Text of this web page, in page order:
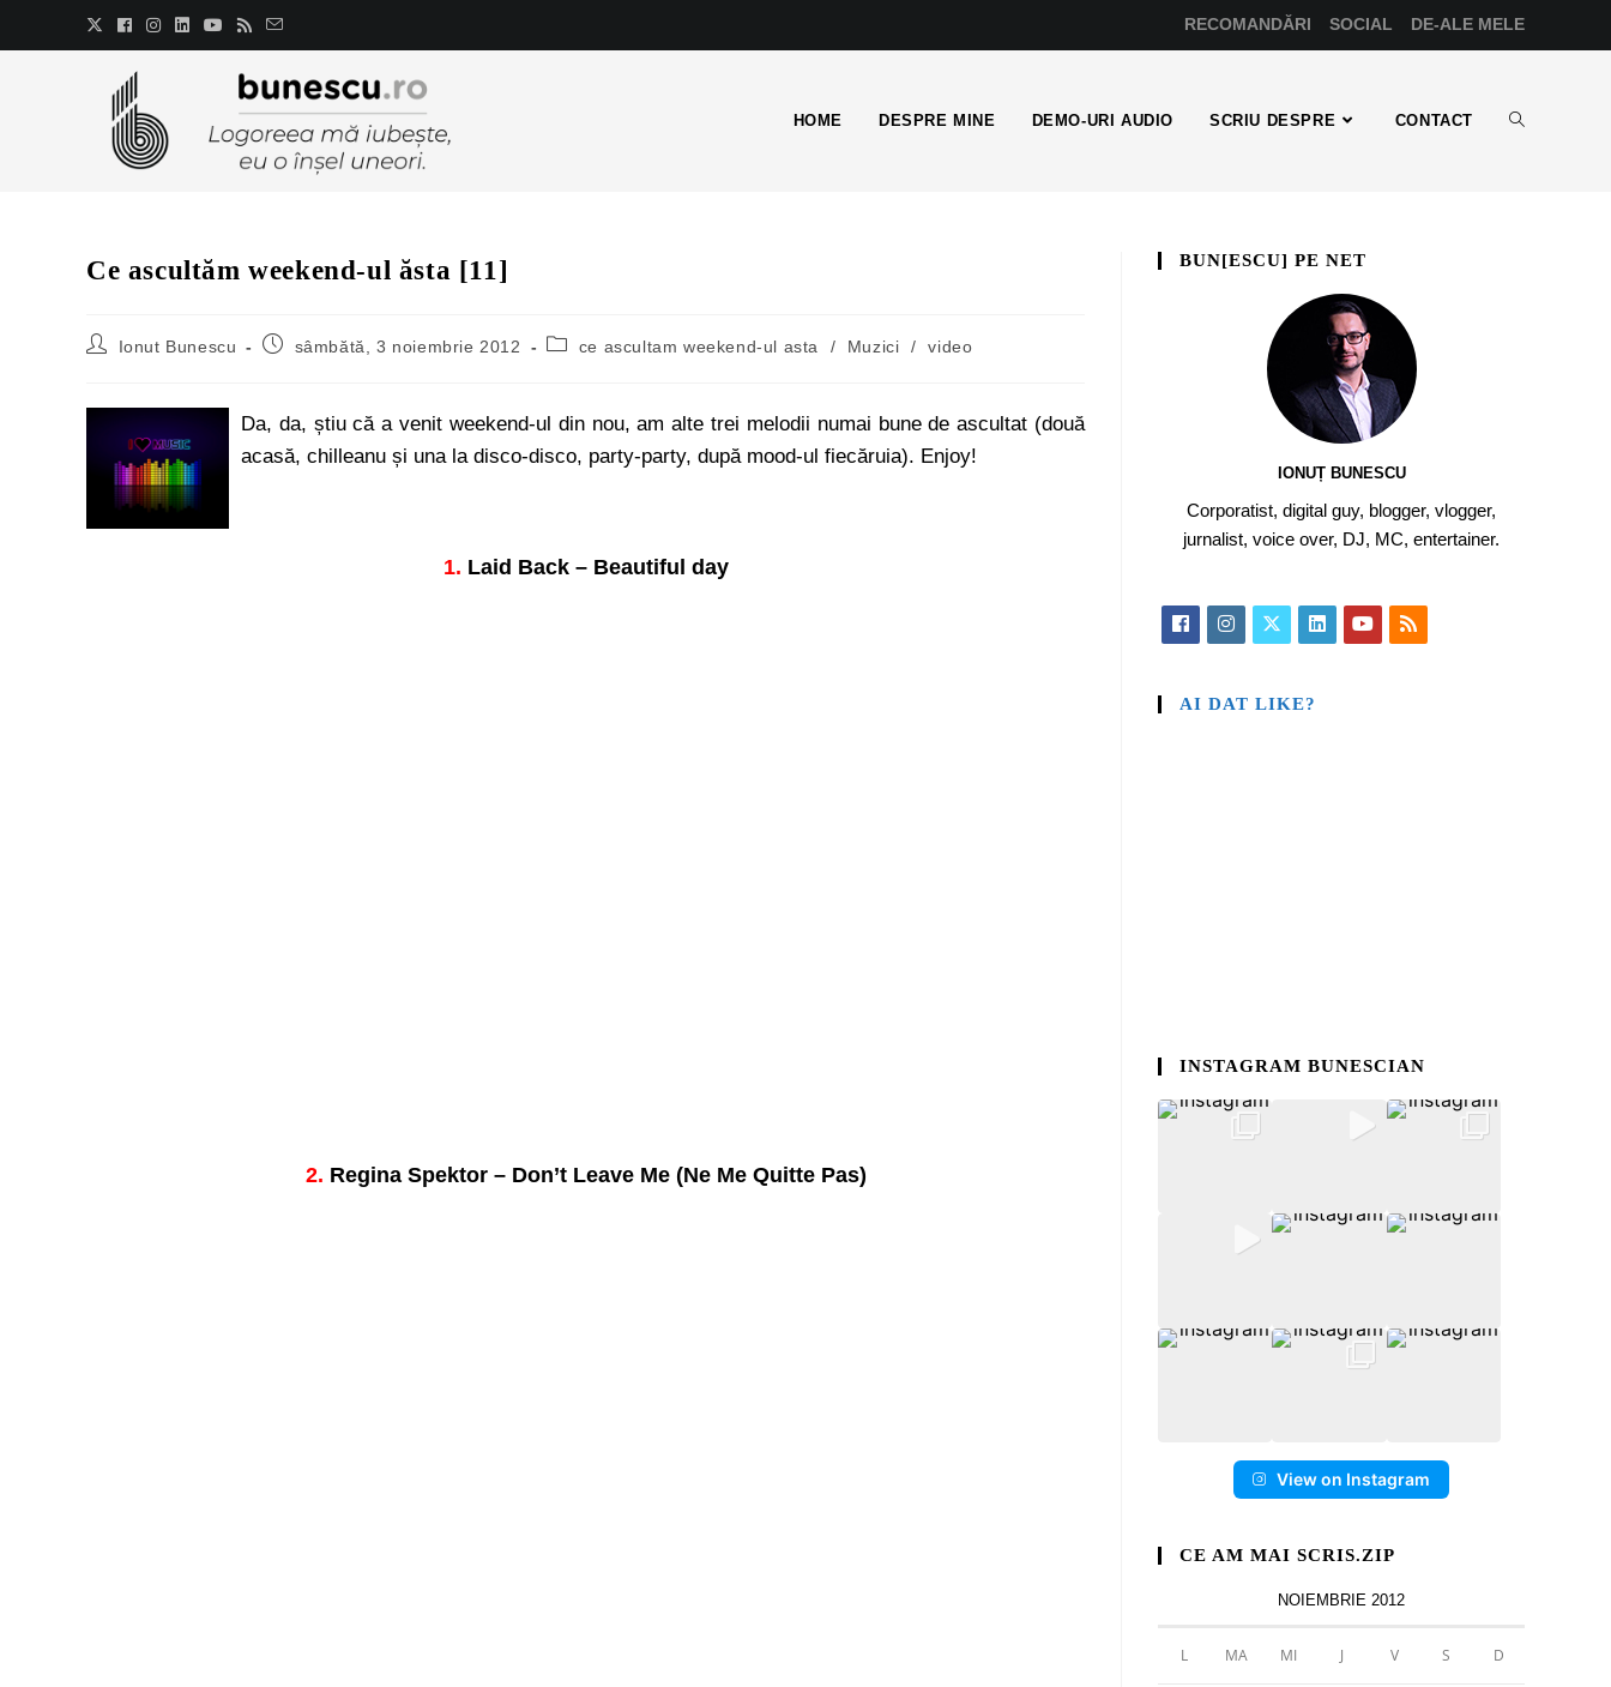
RECOMANDĂRI SOCIAL DE-ALE MELE
HOME DESPRE MINE DEMO-URI AUDIO SCRIU DESPRE CONTACT
Ce ascultăm weekend-ul ăsta [11]
Ionut Bunescu sâmbătă, 3 noiembrie 2012 ce ascultam weekend-ul asta / Muzici / video
Da, da, știu că a venit weekend-ul din nou, am alte trei melodii numai bune de ascultat (două
acasă, chilleanu și una la disco-disco, party-party, după mood-ul fiecăruia). Enjoy!
1. Laid Back – Beautiful day
2. Regina Spektor – Don’t Leave Me (Ne Me Quitte Pas)
BUN[ESCU] PE NET
IONUȚ BUNESCU
Corporatist, digital guy, blogger, vlogger,
jurnalist, voice over, DJ, MC, entertainer.
AI DAT LIKE?
INSTAGRAM BUNESCIAN
View on Instagram
CE AM MAI SCRIS.ZIP
NOIEMBRIE 2012
L MA MI J V S D